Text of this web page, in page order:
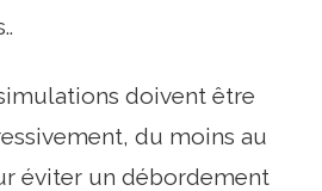
doivent être
du moins au
éviter un débordement